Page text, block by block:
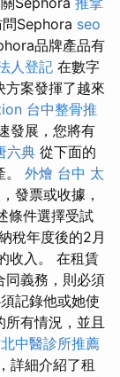
Sephora seo
品牌產品有
人登記 在數字
方案發揮了越來
台中整骨推
發展，您將有
六典 從下面的
外燴 台中 太
發票或收據，
條件選擇受試
稅年度後的2月
收入。 在租賃
同義務，則必須
記錄他或她使
有情況，並且
中醫診所推薦
詳細介紹了租